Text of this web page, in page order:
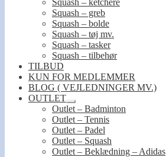
Squash – ketchere
Squash – greb
Squash – bolde
Squash – tøj mv.
Squash – tasker
Squash – tilbehør
TILBUD
KUN FOR MEDLEMMER
BLOG ( VEJLEDNINGER MV.)
OUTLET
Udfold
undermenu
Outlet – Badminton
Outlet – Tennis
Outlet – Padel
Outlet – Squash
Outlet – Beklædning – Adidas